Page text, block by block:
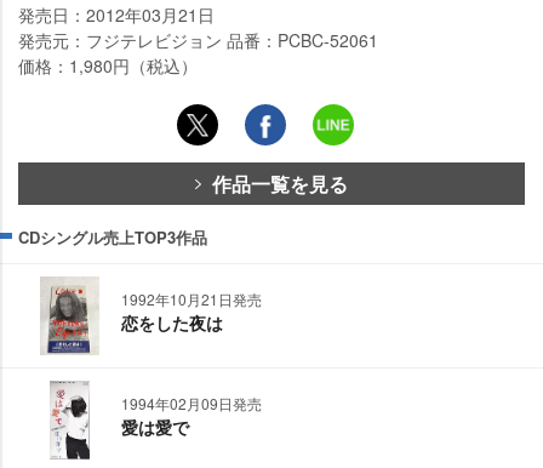
発売日：2012年03月21日
発売元：フジテレビジョン 品番：PCBC-52061
価格：1,980円（税込）
作品一覧を見る
CDシングル売上TOP3作品
1992年10月21日発売
恋をした夜は
1994年02月09日発売
愛は愛で